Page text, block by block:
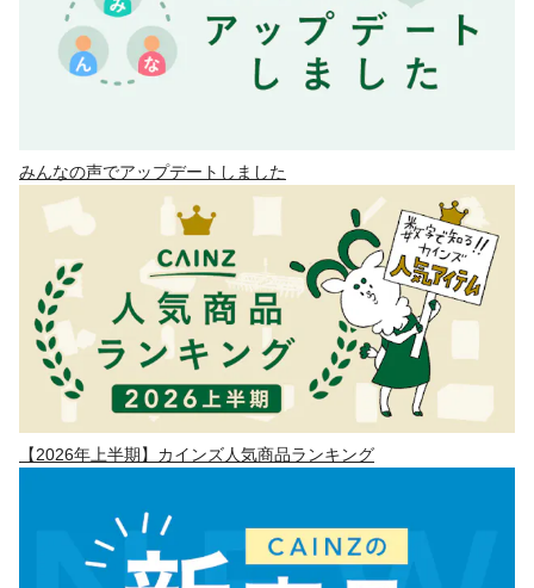
みんなの声でアップデートしました
【2026年上半期】カインズ人気商品ランキング